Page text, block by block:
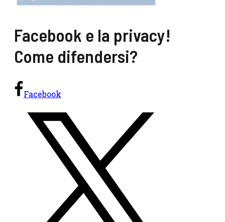
Facebook e la privacy!
Come difendersi?
Facebook